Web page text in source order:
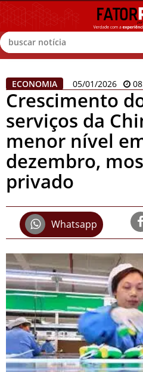
Buscar
ECONOMIA 05/01/2026
Crescimento
serviços da
menor nível
dezembro,
privado
Whatsapp